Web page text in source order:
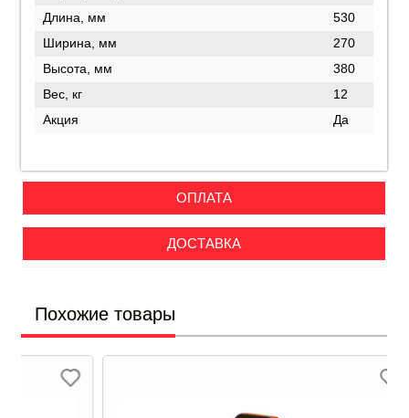
Длина, мм
530
Ширина, мм
270
Высота, мм
380
Вес, кг
12
Акция
Да
ОПЛАТА
ДОСТАВКА
Похожие товары